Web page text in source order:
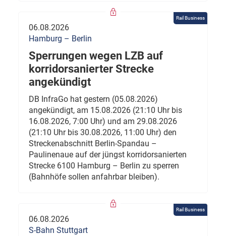
Rail Business
06.08.2026
Hamburg – Berlin
Sperrungen wegen LZB auf
korridorsanierter Strecke
angekündigt
DB InfraGo hat gestern (05.08.2026)
angekündigt, am 15.08.2026 (21:10 Uhr bis
16.08.2026, 7:00 Uhr) und am 29.08.2026
(21:10 Uhr bis 30.08.2026, 11:00 Uhr) den
Streckenabschnitt Berlin-Spandau –
Paulinenaue auf der jüngst korridorsanierten
Strecke 6100 Hamburg – Berlin zu sperren
(Bahnhöfe sollen anfahrbar bleiben).
Rail Business
06.08.2026
S-Bahn Stuttgart